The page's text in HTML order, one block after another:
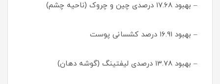
– بهبود ۱۷.۶۸ درصدی چین و چروک (ناحیه چشم)
– بهبود ۱۶.۹۱ درصد کشسانی پوست
– بهبود ۱۳.۷۸ درصدی لیفتینگ (گوشه دهان)